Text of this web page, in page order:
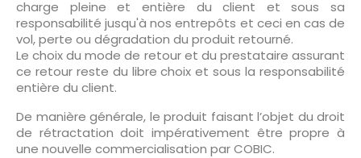
charge pleine et entière du client et sous sa
responsabilité jusqu'à nos entrepôts et ceci en cas de
vol, perte ou dégradation du produit retourné.
Le choix du mode de retour et du prestataire assurant
ce retour reste du libre choix et sous la responsabilité
entière du client.
De manière générale, le produit faisant l’objet du droit
de rétractation doit impérativement être propre à
une nouvelle commercialisation par COBIC.